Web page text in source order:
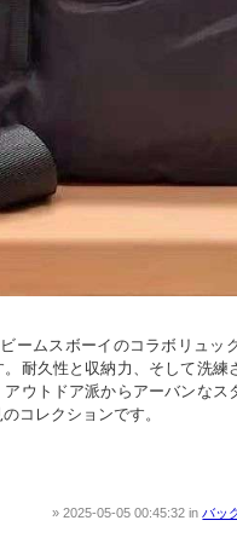
ームスボーイのコラボリュ
耐久性と収納力、そして洗
アウトドア派からアーバンな
コレクションです。
2025-05-05 00:45:32inバッ